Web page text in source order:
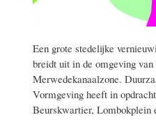
Een grote stedelijke
breidt uit in de omgeving
Merwedekanaalzone.
Vormgeving heeft in
Beurskwartier, Lombokplein